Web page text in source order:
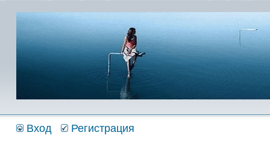
Вход Регистрация